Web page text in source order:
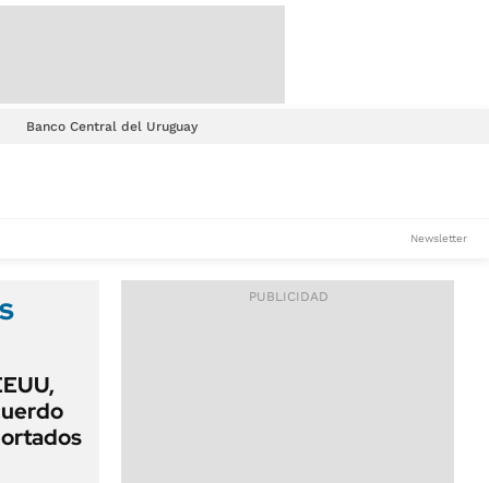
Banco Central del Uruguay
Newsletter